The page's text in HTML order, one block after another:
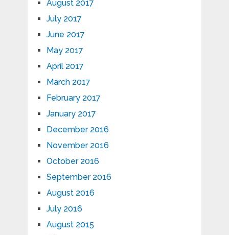
August 2017
July 2017
June 2017
May 2017
April 2017
March 2017
February 2017
January 2017
December 2016
November 2016
October 2016
September 2016
August 2016
July 2016
August 2015